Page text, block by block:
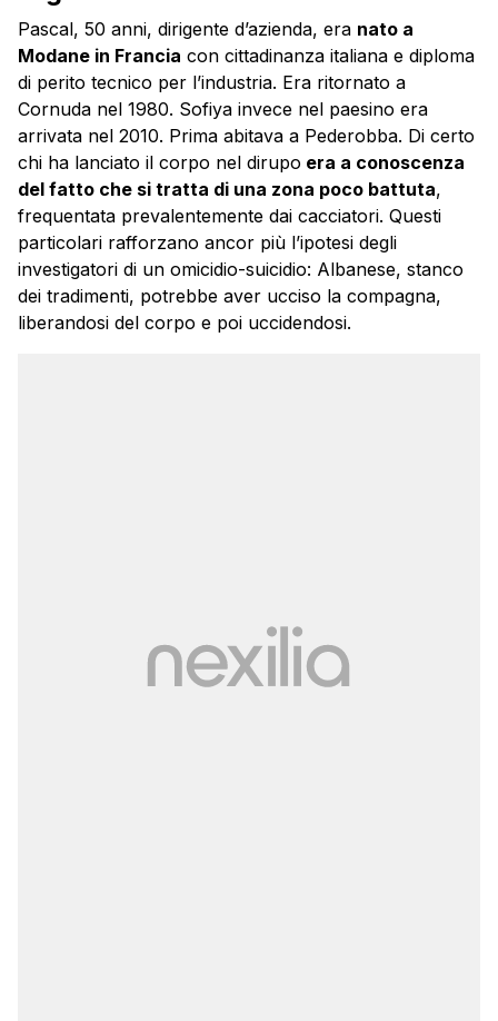
Pascal, 50 anni, dirigente d’azienda, era nato a
Modane in Francia con cittadinanza italiana e diploma
di perito tecnico per l’industria. Era ritornato a
Cornuda nel 1980. Sofiya invece nel paesino era
arrivata nel 2010. Prima abitava a Pederobba. Di certo
chi ha lanciato il corpo nel dirupo era a conoscenza
del fatto che si tratta di una zona poco battuta,
frequentata prevalentemente dai cacciatori. Questi
particolari rafforzano ancor più l’ipotesi degli
investigatori di un omicidio-suicidio: Albanese, stanco
dei tradimenti, potrebbe aver ucciso la compagna,
liberandosi del corpo e poi uccidendosi.